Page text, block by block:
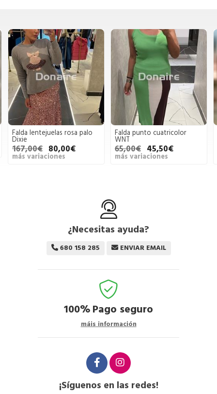
Falda lentejuelas rosa palo
Dixie
167,00€ 80,00€
más variaciones
Falda punto cuatricolor
WNT
65,00€ 45,50€
más variaciones
¿Necesitas ayuda?
680 158 285 ENVIAR EMAIL
100%Pago seguro
máis información
¡Síguenos en las redes!